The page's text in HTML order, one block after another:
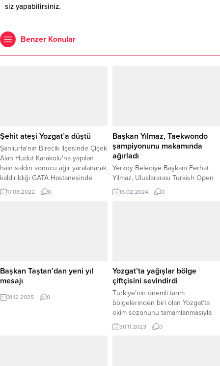
siz yapabilirsiniz.
Benzer Konular
Şehit ateşi Yozgat’a düştü
Şanlıurfa'nın Birecik ilçesinde Çiçek
Alan Hudut Karakolu'na yapılan
hain saldırı sonucu ağır yaralanarak
kaldırıldığı GATA Hastanesinde
Şehit düşen Piyade Sözleşmeli Er
Enes Gazi Özdemir’in acı haberi
17.08.2022 0
Başkan Yılmaz, Taekwondo
şampiyonunu makamında
ağırladı
Yerköy Belediye Başkanı Ferhat
Yılmaz, Uluslararası Turkish Open
Taekwondo Şampiyonası’nda birinci
olan Buğlem Doğan’ı makamında
16.02.2024 0
Başkan Taştan’dan yeni yıl
mesajı
31.12.2025 0
Yozgat’ta yağışlar bölge
çiftçisini sevindirdi
Türkiye’nin önemli tarım
bölgelerinden biri olan Yozgat’ta
ekim sezonunu tamamlanmasıyla
birlikte son günlerde etkili sağanak
yağış bölge çiftçisini sevindirdi.
30.11.2023 0